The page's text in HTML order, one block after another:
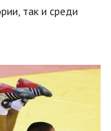
так и среди